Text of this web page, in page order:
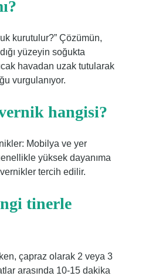
kurutulur?” Çözümün,
yüzeyin soğukta
havadan uzak tutularak
vurgulanıyor.
hangisi?
Mobilya ve yer
yüksek dayanıma
tercih edilir.
tinerle
çapraz olarak 2 veya 3
arasında 10-15 dakika